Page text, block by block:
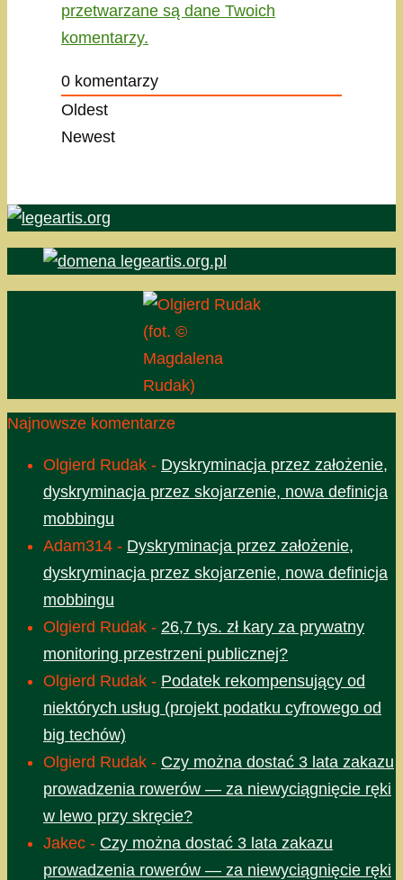
przetwarzane są dane Twoich
komentarzy.
0 komentarzy
Oldest
Newest
(fot. ©
Magdalena
Rudak)
Najnowsze komentarze
Olgierd Rudak - Dyskryminacja przez założenie,
dyskryminacja przez skojarzenie, nowa definicja
mobbingu
Adam314 - Dyskryminacja przez założenie,
dyskryminacja przez skojarzenie, nowa definicja
mobbingu
Olgierd Rudak - 26,7 tys. zł kary za prywatny
monitoring przestrzeni publicznej?
Olgierd Rudak - Podatek rekompensujący od
niektórych usług (projekt podatku cyfrowego od
big techów)
Olgierd Rudak - Czy można dostać 3 lata zakazu
prowadzenia rowerów — za niewyciągnięcie ręki
w lewo przy skręcie?
Jakec - Czy można dostać 3 lata zakazu
prowadzenia rowerów — za niewyciągnięcie ręki